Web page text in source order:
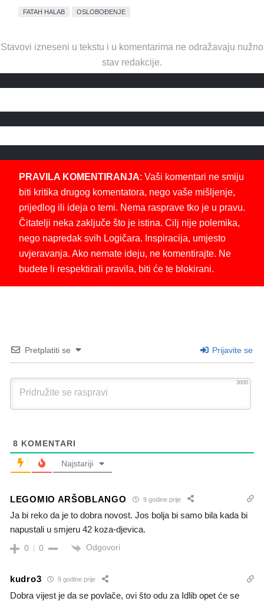
FATAH HALAB OSLOBOĐENJE
Stavovi izneseni u tekstu i u komentarima ne odražavaju nužno
stav redakcije.
PRAVILA KOMENTIRANJA: Vaši komentari ne smiju
biti kritika drugog komentatora, nego vaše mišljenje,
prijedlog ili ideja o temi. Nema rasprave tko je u pravu.
Čitatelji neka zaključe što je istina. Cilj nije polemika,
nego napredak svih Logičara. Inspiracija, umjesto
uvjeravanja. Ako nemate ideju, ne komentirajte. Ne
budete li respektirali pravila, biti će te blokirani.
Pretplatiti se Prijavite se
3000
8 KOMENTARI
Najstariji
LEGOMIO ARŠOBLANGO 9 godine prije
Ja bi reko da je to dobra novost. Jos bolja bi samo bila kada bi
napustali u smjeru 42 koza-djevica.
0 0 Odgovori
kudro3 9 godine prije
Dobra vijest je da se povlače, ovi što odu za Idlib opet će se